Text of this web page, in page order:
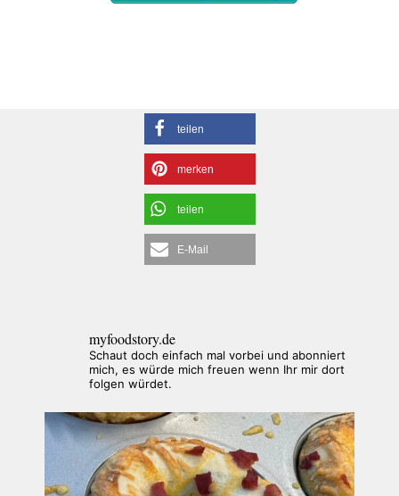
teilen
merken
teilen
E-Mail
myfoodstory.de
Schaut doch einfach mal vorbei und abonniert
mich, es würde mich freuen wenn Ihr mir dort
folgen würdet.